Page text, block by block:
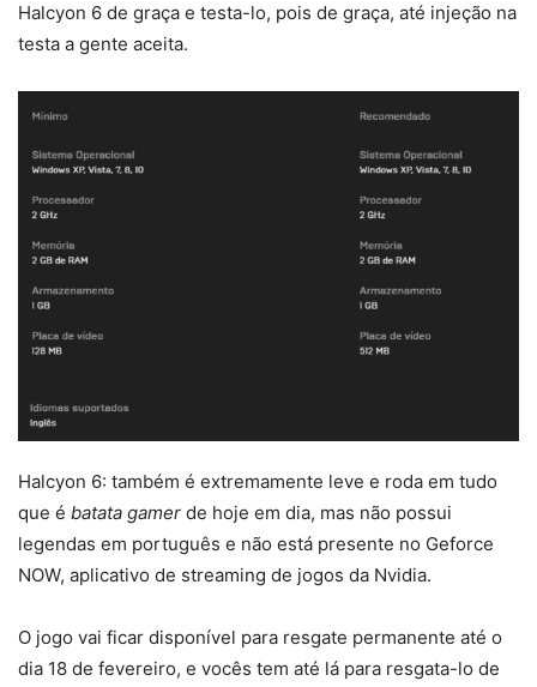
Halcyon 6 de graça e testa-lo, pois de graça, até injeção na
testa a gente aceita.
Halcyon 6: também é extremamente leve e roda em tudo
que é batata gamer de hoje em dia, mas não possui
legendas em português e não está presente no Geforce
NOW, aplicativo de streaming de jogos da Nvidia.
O jogo vai ficar disponível para resgate permanente até o
dia 18 de fevereiro, e vocês tem até lá para resgata-lo de